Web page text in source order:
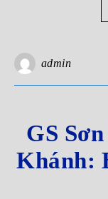
admin
GS
Khánh: